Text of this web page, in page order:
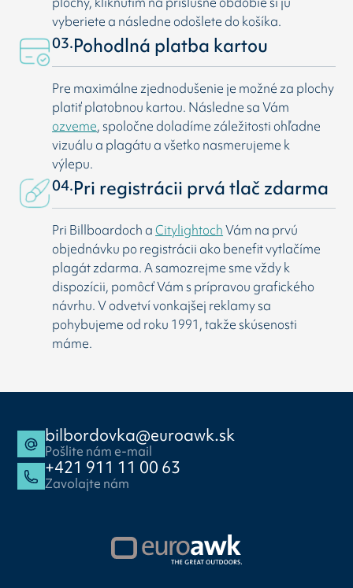
vyberiete a následne odošlete do košíka.
03.Pohodlná platba kartou
Pre maximálne zjednodušenie je možné za plochy
platiť platobnou kartou. Následne sa Vám
ozveme, spoločne doladíme záležitosti ohľadne
vizuálu a plagátu a všetko nasmerujeme k
výlepu.
04.Pri registrácii prvá tlač zdarma
Pri Billboardoch aCitylightochVám na prvú
objednávku po registrácii ako benefit vytlačíme
plagát zdarma. A samozrejme sme vždy k
dispozícii, pomôcť Vám s prípravou grafického
návrhu. V odvetví vonkajšej reklamy sa
pohybujeme od roku 1991, takže skúsenosti
máme.
bilbordovka@euroawk.sk
Pošlite nám e-mail
+421 911 11 00 63
Zavolajte nám